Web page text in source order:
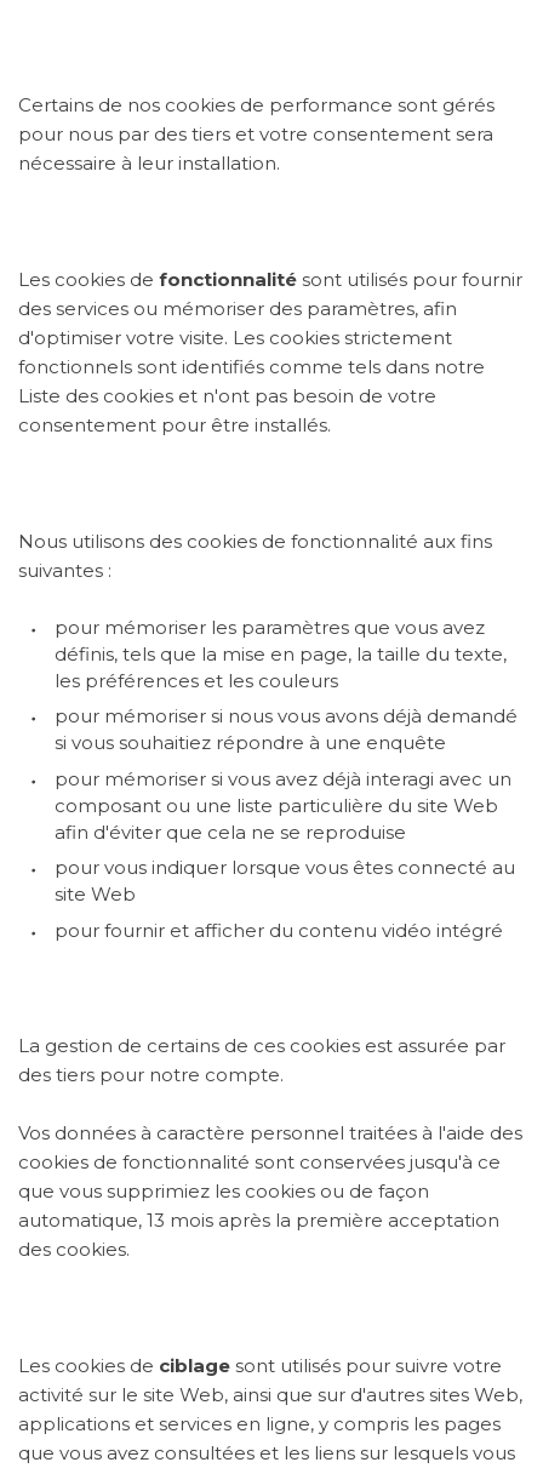
Certains de nos cookies de performance sont gérés
pour nous par des tiers et votre consentement sera
nécessaire à leur installation.
Les cookies de fonctionnalité sont utilisés pour fournir
des services ou mémoriser des paramètres, afin
d'optimiser votre visite. Les cookies strictement
fonctionnels sont identifiés comme tels dans notre
Liste des cookies et n'ont pas besoin de votre
consentement pour être installés.
Nous utilisons des cookies de fonctionnalité aux fins
suivantes :
pour mémoriser les paramètres que vous avez
définis, tels que la mise en page, la taille du texte,
les préférences et les couleurs
pour mémoriser si nous vous avons déjà demandé
si vous souhaitiez répondre à une enquête
pour mémoriser si vous avez déjà interagi avec un
composant ou une liste particulière du site Web
afin d'éviter que cela ne se reproduise
pour vous indiquer lorsque vous êtes connecté au
site Web
pour fournir et afficher du contenu vidéo intégré
La gestion de certains de ces cookies est assurée par
des tiers pour notre compte.
Vos données à caractère personnel traitées à l'aide des
cookies de fonctionnalité sont conservées jusqu'à ce
que vous supprimiez les cookies ou de façon
automatique, 13 mois après la première acceptation
des cookies.
Les cookies de ciblage sont utilisés pour suivre votre
activité sur le site Web, ainsi que sur d'autres sites Web,
applications et services en ligne, y compris les pages
que vous avez consultées et les liens sur lesquels vous